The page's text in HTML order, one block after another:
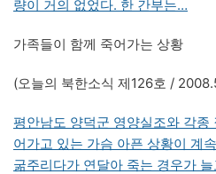
량이 거의 없었다. 한 간부는…
가족들이 함께 죽어가는 상황
(오늘의 북한소식 제126호 /
평안남도 양덕군 영양실조와 각
어가고 있는 가슴 아픈 상황이 계
굶주리다가 연달아 죽는 경우가